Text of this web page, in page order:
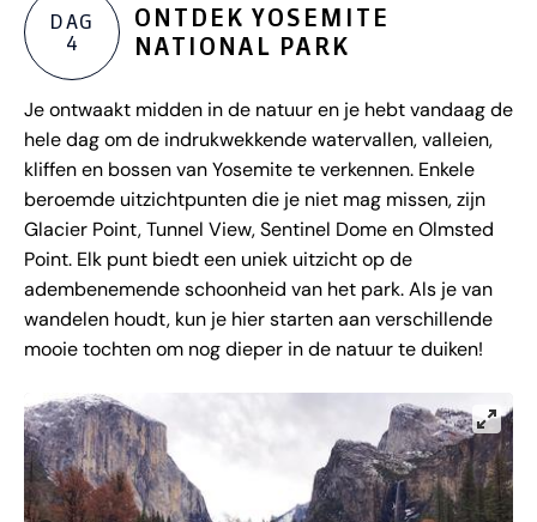
DAG
4
ONTDEK YOSEMITE
NATIONAL PARK
Je ontwaakt midden in de natuur en je hebt vandaag de
hele dag om de indrukwekkende watervallen, valleien,
kliffen en bossen van Yosemite te verkennen. Enkele
beroemde uitzichtpunten die je niet mag missen, zijn
Glacier Point, Tunnel View, Sentinel Dome en Olmsted
Point. Elk punt biedt een uniek uitzicht op de
adembenemende schoonheid van het park. Als je van
wandelen houdt, kun je hier starten aan verschillende
mooie tochten om nog dieper in de natuur te duiken!